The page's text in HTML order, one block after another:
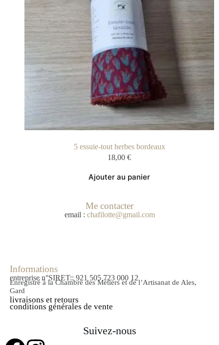
5 essuie-tout herbes bordeaux
18,00 €
Ajouter au panier
Me contacter
email : chafilotte@gmail.com
Informations
entreprise n°SIRET:: 921 505 723 000 12
Enregistré à la Chambre des Métiers et de l’Artisanat de Ales,
Gard
livraisons et retours
conditions générales de vente
Suivez-nous